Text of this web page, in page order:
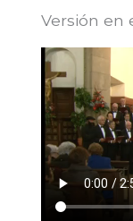
Versión en